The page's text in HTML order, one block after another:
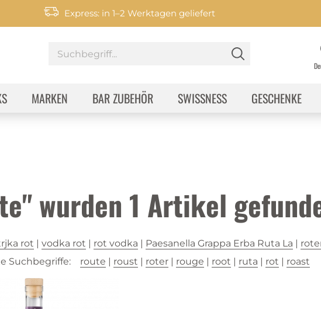
Express: in 1–2 Werktagen geliefert
MARKEN BAR ZUBEHÖR SWISSNESS GESCHENKE
wurden 1 Artikel
rot | vodka rot | rot vodka | Paesanella Grappa Erba Ruta La |
Suchbegriffe:
route | roust | roter| rouge | root | ruta | rot | roast